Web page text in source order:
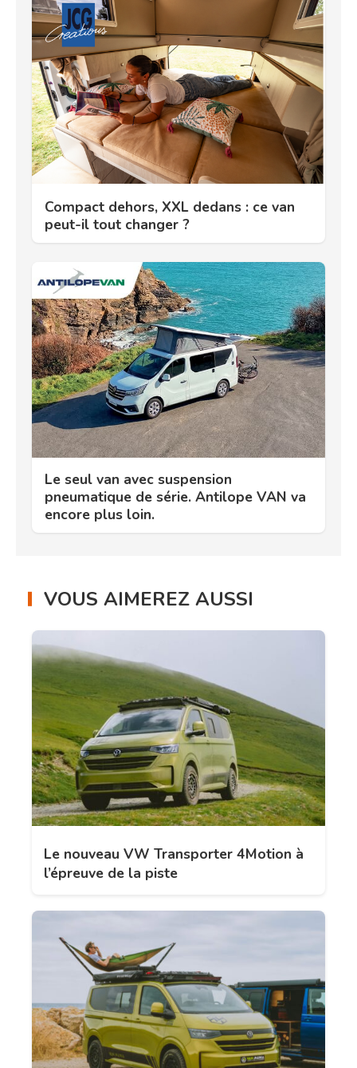
Compact dehors, XXL dedans : ce van
peut-il tout changer ?
Le seul van avec suspension
pneumatique de série. Antilope VAN va
encore plus loin.
VOUS AIMEREZ AUSSI
Le nouveau VW Transporter 4Motion à
l’épreuve de la piste